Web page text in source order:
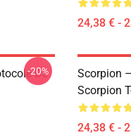
24,38 € -
De
-20%
Scorpion
Scorpion
24,38 € -